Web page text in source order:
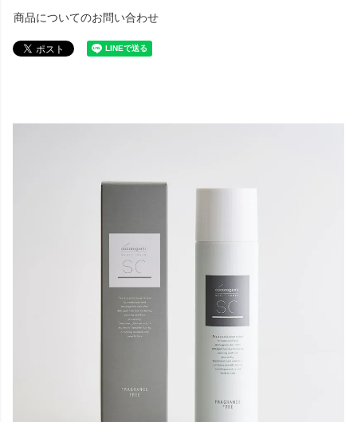
商品についてのお問い合わせ